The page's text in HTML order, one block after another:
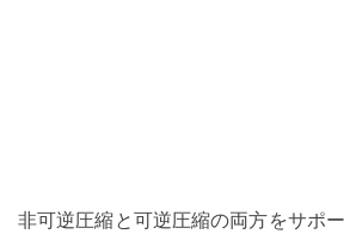
非可逆圧縮と可逆圧縮の両方をサポ